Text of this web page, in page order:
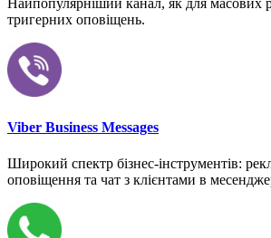
Найпопулярніший канал, як для масових
тригерних оповіщень.
Viber Business Messages
Широкий спектр бізнес-інструментів:
оповіщення та чат з клієнтами в